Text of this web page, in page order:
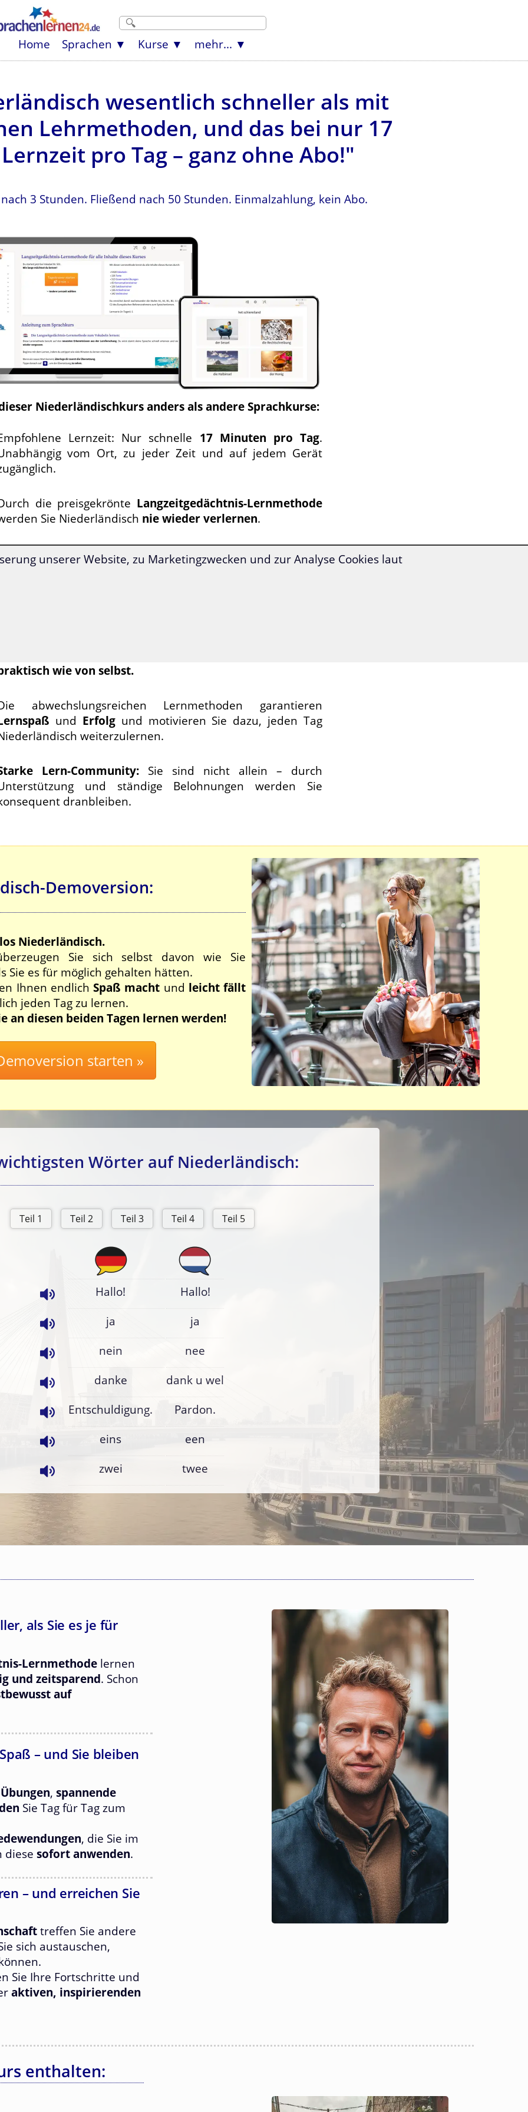
Home Sprachen Kurse mehr...
wesentlich schneller als mit
Lehrmethoden, und das bei nur 17
pro Tag – ganz ohne Abo!"
3 Stunden. Fließend nach 50 Stunden. Einmalzahlung, kein Abo.
Niederländischkurs anders als andere Sprachkurse:
Lernzeit: Nur schnelle 17 Minuten pro Tag.
vom Ort, zu jeder Zeit und auf jedem Gerät
die preisgekrönte Langzeit­gedächtnis-Lernmethode
Sie Niederländisch nie wieder verlernen.
Superlearning-Technologieermöglicht Ihnen, entspannt
wie von selbst.
abwechslungsreichen Lernmethoden garantieren
und Erfolgund motivieren Sie dazu, jeden Tag
weiterzulernen.
Lern-Community: Sie sind nicht allein – durch
und ständige Belohnungen werden Sie
dranbleiben.
Demoversion:
Niederländisch.
Sie sich selbst davon wie Sie
Sie es für möglich gehalten hätten.
Ihnen endlichSpaß macht und leicht fällt
jeden Tag zu lernen.
an diesen beiden Tagen lernen werden!
Wörter auf Niederländisch:
Hallo!
Hallo!
ja
ja
nein
nee
danke
dank u wel
Entschuldigung.
Pardon.
eins
een
zwei
twee
als Sie es je für
Lernmethode lernen
und zeitsparend. Schon
auf
– und Sie bleiben
, spannende
Sie Tag für Tag zum
, die Sie im
diese sofort anwenden.
– und erreichen Sie
treffen Sie andere
sich austauschen,
Sie Ihre Fortschritte und
aktiven, inspirierenden
enthalten:
unserer Website, zu Marketingzwecken und zur Analyse Cookies laut